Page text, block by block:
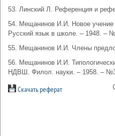
53. Линский Л. Референция и
54. Мещанинов И.И. Новое учение
Русский язык в школе. – 1948. –
55. Мещанинов И.И. Члены
56. Мещанинов И.И.
НДВШ. Филол. науки. – 1958. –
Скачать реферат